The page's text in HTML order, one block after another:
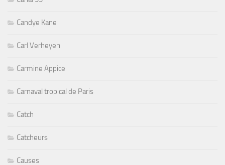
Candye Kane
Carl Verheyen
Carmine Appice
Carnaval tropical de Paris
Catch
Catcheurs
Causes